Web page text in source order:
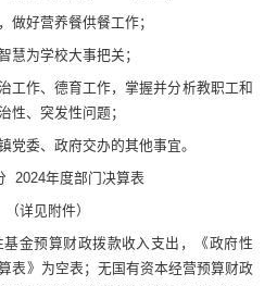
做好营养餐供餐工作；
慧为学校大事把关；
工作、德育工作，掌握并分析教职工和
性、突发性问题；
党委、政府交办的其他事宜。
2024年度部门决算表
（详见附件）
基金预算财政拨款收入支出，《政府性
表》为空表；无国有资本经营预算财政